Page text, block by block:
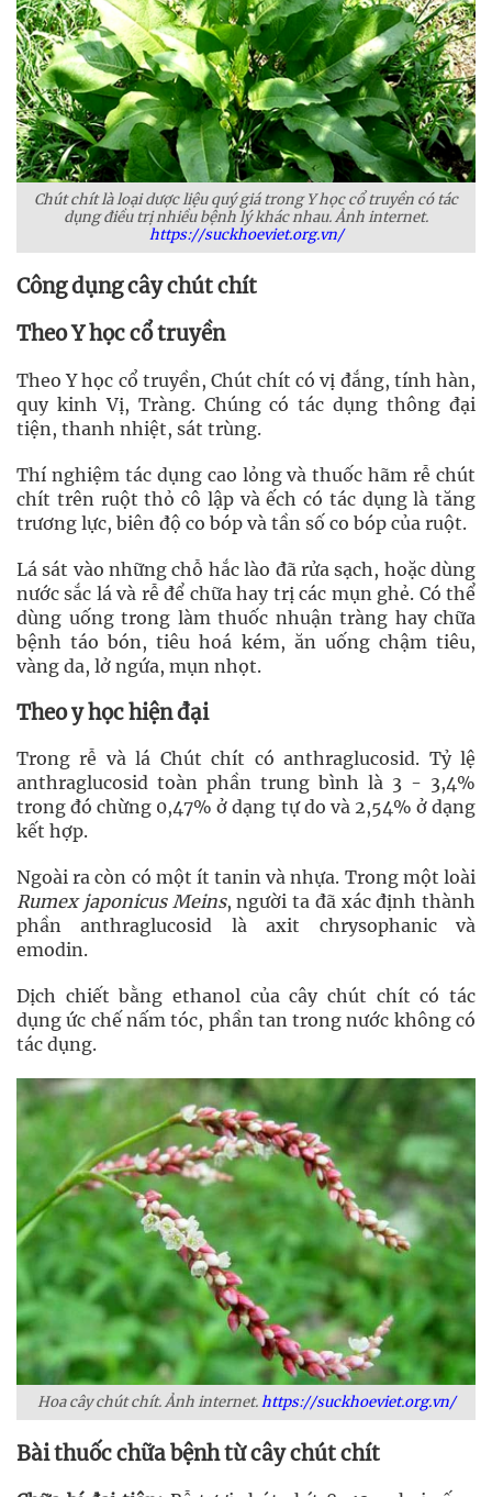
Chút chít là loại dược liệu quý giá trong Y học cổ truyền có tác
dụng điều trị nhiều bệnh lý khác nhau. Ảnh internet.
https://suckhoeviet.org.vn/
Công dụng cây chút chít
Theo Y học cổ truyền
Theo Y học cổ truyền, Chút chít có vị đắng, tính hàn,
quy kinh Vị, Tràng. Chúng có tác dụng thông đại
tiện, thanh nhiệt, sát trùng.
Thí nghiệm tác dụng cao lỏng và thuốc hãm rễ chút
chít trên ruột thỏ cô lập và ếch có tác dụng là tăng
trương lực, biên độ co bóp và tần số co bóp của ruột.
Lá sát vào những chỗ hắc lào đã rửa sạch, hoặc dùng
nước sắc lá và rễ để chữa hay trị các mụn ghẻ. Có thể
dùng uống trong làm thuốc nhuận tràng hay chữa
bệnh táo bón, tiêu hoá kém, ăn uống chậm tiêu,
vàng da, lở ngứa, mụn nhọt.
Theo y học hiện đại
Trong rễ và lá Chút chít có anthraglucosid. Tỷ lệ
anthraglucosid toàn phần trung bình là 3 - 3,4%
trong đó chừng 0,47% ở dạng tự do và 2,54% ở dạng
kết hợp.
Ngoài ra còn có một ít tanin và nhựa. Trong một loài
Rumex japonicus Meins, người ta đã xác định thành
phần anthraglucosid là axit chrysophanic và
emodin.
Dịch chiết bằng ethanol của cây chút chít có tác
dụng ức chế nấm tóc, phần tan trong nước không có
tác dụng.
Hoa cây chút chít. Ảnh internet.https://suckhoeviet.org.vn/
Bài thuốc chữa bệnh từ cây chút chít